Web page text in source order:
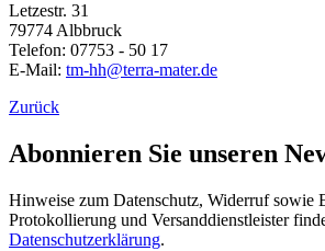
Letzestr. 31
79774 Albbruck
Telefon: 07753 - 50 17
E-Mail: tm-hh@terra-mater.de
Zurück
Abonnieren Sie unseren
Hinweise zum Datenschutz, Widerruf sowie
Protokollierung und Versanddienstleister
Datenschutzerklärung.